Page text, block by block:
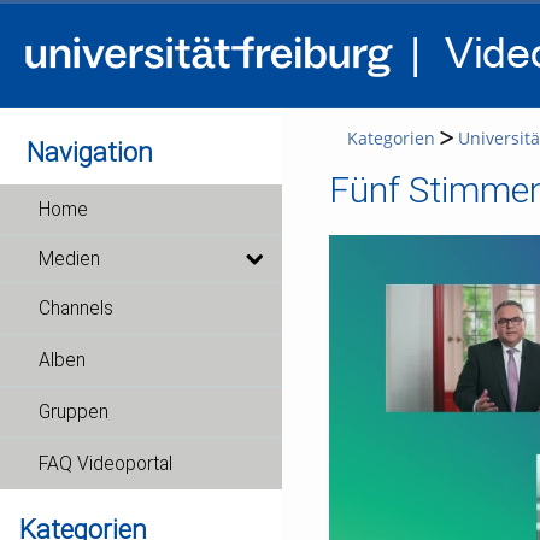
Navigation
Home
Medien
Channels
Alben
Gruppen
FAQ Videoportal
Kategorien
Kategorien
Fünf